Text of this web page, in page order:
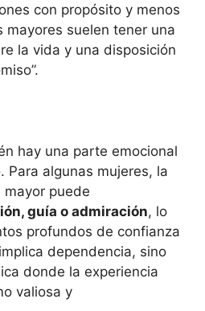
con propósito y menos
mayores suelen tener una
la vida y una disposición
hay una parte emocional
Para algunas mujeres, la
puede
guía o admiración, lo
profundos de confianza
dependencia, sino
donde la experiencia
valiosa y